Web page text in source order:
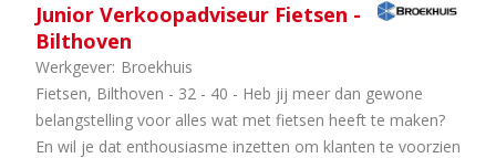
Junior Verkoopadviseur Fietsen -
Bilthoven
Werkgever: Broekhuis
Fietsen, Bilthoven - 32 - 40 - Heb jij meer dan gewone
belangstelling voor alles wat met fietsen heeft te maken?
En wil je dat enthousiasme inzetten om klanten te voorzien